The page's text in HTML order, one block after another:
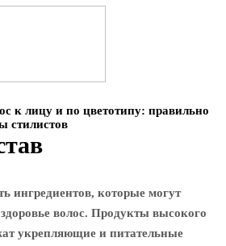
к лицу и по цветотипу: правильно
стилистов
ингредиентов, которые могут
волос. Продукты высокого
укрепляющие и питательные